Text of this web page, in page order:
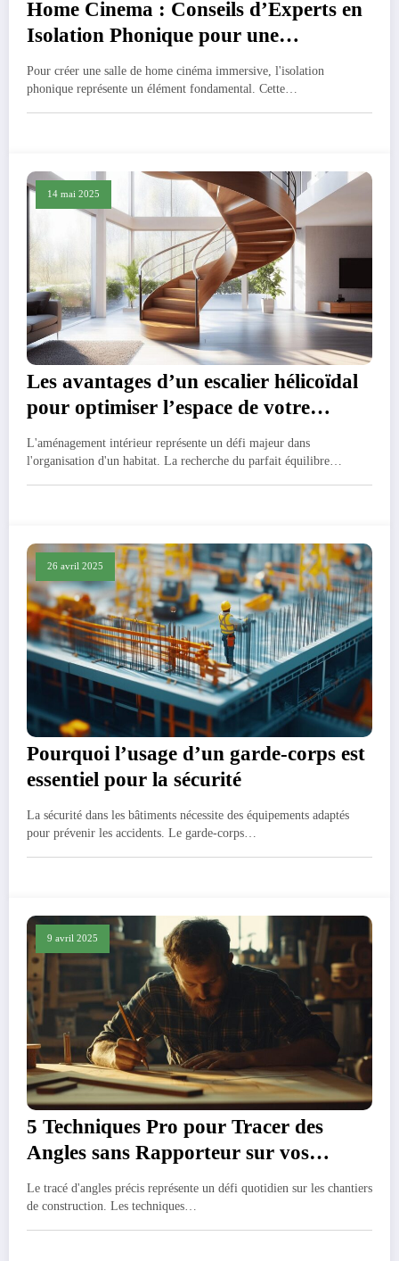
Home Cinema : Conseils d’Experts en
Isolation Phonique pour une
Experience Immersive
Pour créer une salle de home cinéma immersive, l'isolation
phonique représente un élément fondamental. Cette…
14 mai 2025
Les avantages d’un escalier hélicoïdal
pour optimiser l’espace de votre
intérieur
L'aménagement intérieur représente un défi majeur dans
l'organisation d'un habitat. La recherche du parfait équilibre…
26 avril 2025
Pourquoi l’usage d’un garde-corps est
essentiel pour la sécurité
La sécurité dans les bâtiments nécessite des équipements adaptés
pour prévenir les accidents. Le garde-corps…
9 avril 2025
5 Techniques Pro pour Tracer des
Angles sans Rapporteur sur vos
Chantiers
Le tracé d'angles précis représente un défi quotidien sur les chantiers
de construction. Les techniques…